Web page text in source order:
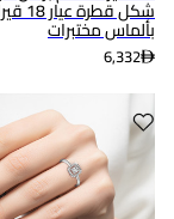
شكل
بألماس مختبرات
6,332